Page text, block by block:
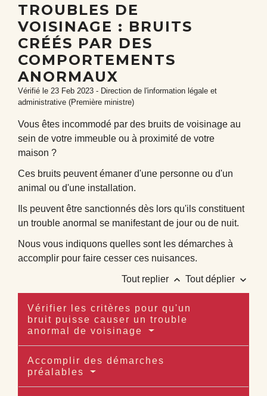
TROUBLES DE
VOISINAGE : BRUITS
CRÉÉS PAR DES
COMPORTEMENTS
ANORMAUX
Vérifié le 23 Feb 2023 - Direction de l'information légale et
administrative (Première ministre)
Vous êtes incommodé par des bruits de voisinage au
sein de votre immeuble ou à proximité de votre
maison ?
Ces bruits peuvent émaner d'une personne ou d'un
animal ou d'une installation.
Ils peuvent être sanctionnés dès lors qu'ils constituent
un trouble anormal se manifestant de jour ou de nuit.
Nous vous indiquons quelles sont les démarches à
accomplir pour faire cesser ces nuisances.
Tout replier keyboard_arrow_up Tout déplier keyboard_arrow_down
Vérifier les critères pour qu'un
bruit puisse causer un trouble
anormal de voisinage
Accomplir des démarches
préalables